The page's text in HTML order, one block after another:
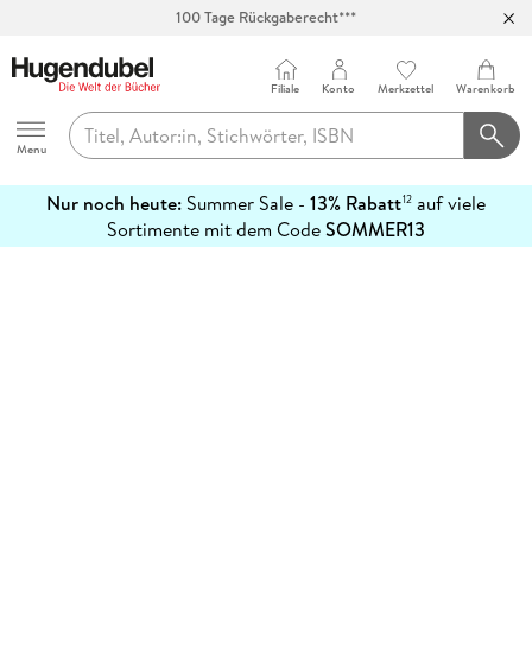
100 Tage Rückgaberecht***
Hugendubel
Menu
Filiale Konto Merkzettel Warenkorb
Nur noch heute: Summer Sale - 13% Rabatt12 auf viele
Sortimente mit dem CodeSOMMER13
erfahren